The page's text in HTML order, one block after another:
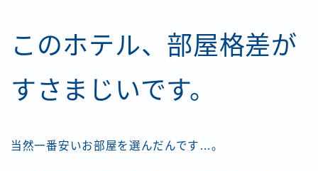
このホテル、部屋格差が
すさまじいです。
当然一番安いお部屋を選んだんです…。